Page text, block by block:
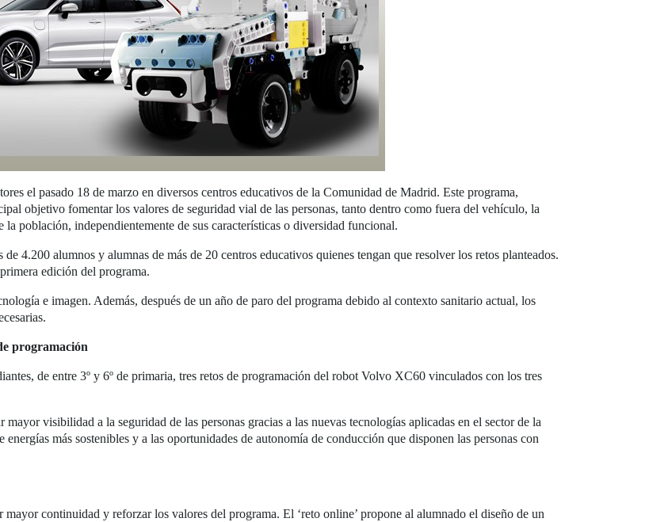
el pasado 18 de marzo en diversos centros educativos de la Comunidad de Madrid. Este programa,
objetivo fomentar los valores de seguridad vial de las personas, tanto dentro como fuera del vehículo, la
población, independientemente de sus características o diversidad funcional.
4.200 alumnos y alumnas de más de 20 centros educativos quienes tengan que resolver los retos planteados.
edición del programa.
e imagen. Además, después de un año de paro del programa debido al contexto sanitario actual, los
programación
de entre 3º y 6º de primaria, tres retos de programación del robot Volvo XC60 vinculados con los tres
visibilidad a la seguridad de las personas gracias a las nuevas tecnologías aplicadas en el sector de la
más sostenibles y a las oportunidades de autonomía de conducción que disponen las personas con
continuidad y reforzar los valores del programa. El ‘reto online’ propone al alumnado el diseño de un